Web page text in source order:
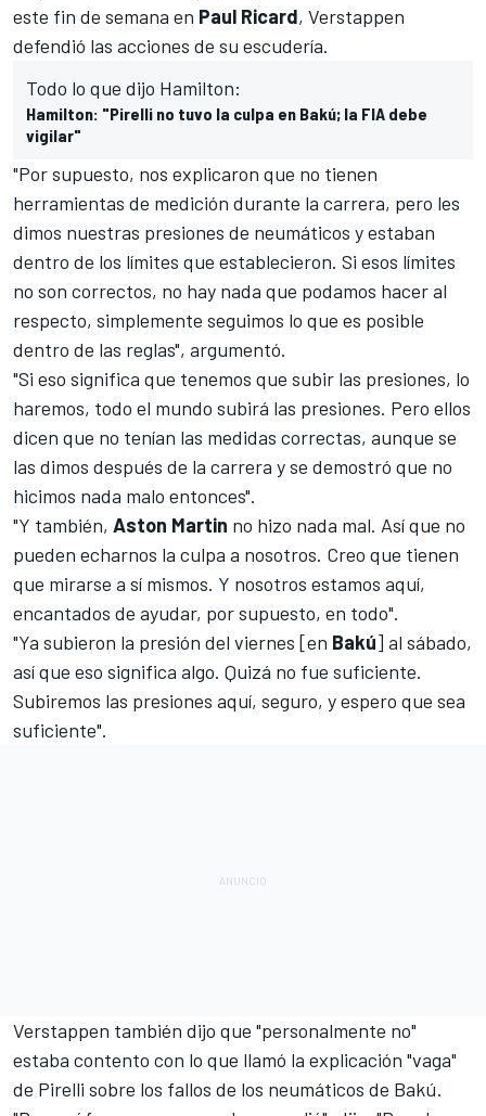
este fin de semana en Paul Ricard, Verstappen
defendió las acciones de su escudería.
Todo lo que dijo Hamilton:
Hamilton: "Pirelli no tuvo la culpa en Bakú; la FIA debe
vigilar"
"Por supuesto, nos explicaron que no tienen
herramientas de medición durante la carrera, pero les
dimos nuestras presiones de neumáticos y estaban
dentro de los límites que establecieron. Si esos límites
no son correctos, no hay nada que podamos hacer al
respecto, simplemente seguimos lo que es posible
dentro de las reglas", argumentó.
"Si eso significa que tenemos que subir las presiones, lo
haremos, todo el mundo subirá las presiones. Pero ellos
dicen que no tenían las medidas correctas, aunque se
las dimos después de la carrera y se demostró que no
hicimos nada malo entonces".
"Y también, Aston Martin no hizo nada mal. Así que no
pueden echarnos la culpa a nosotros. Creo que tienen
que mirarse a sí mismos. Y nosotros estamos aquí,
encantados de ayudar, por supuesto, en todo".
"Ya subieron la presión del viernes [en Bakú] al sábado,
así que eso significa algo. Quizá no fue suficiente.
Subiremos las presiones aquí, seguro, y espero que sea
suficiente".
Verstappen también dijo que "personalmente no"
estaba contento con lo que llamó la explicación "vaga"
de Pirelli sobre los fallos de los neumáticos de Bakú.